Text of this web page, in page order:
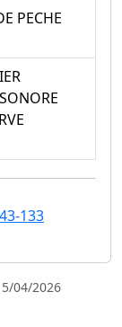
PECHE
133
04/2026